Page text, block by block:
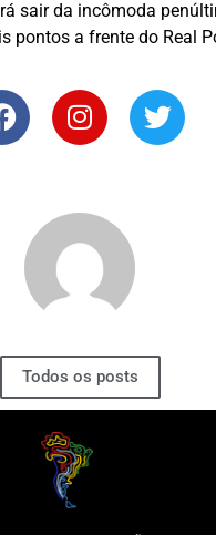
sair da incômoda
pontos a frente do Real
Todos os posts